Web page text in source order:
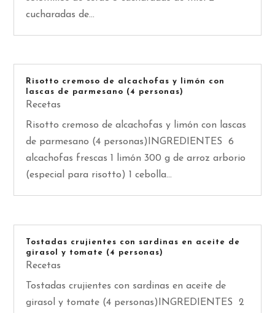
cucharadas de...
Risotto cremoso de alcachofas y limón con
lascas de parmesano (4 personas)
Recetas
Risotto cremoso de alcachofas y limón con lascas
de parmesano (4 personas)INGREDIENTES 6
alcachofas frescas 1 limón 300 g de arroz arborio
(especial para risotto) 1 cebolla...
Tostadas crujientes con sardinas en aceite de
girasol y tomate (4 personas)
Recetas
Tostadas crujientes con sardinas en aceite de
girasol y tomate (4 personas)INGREDIENTES 2